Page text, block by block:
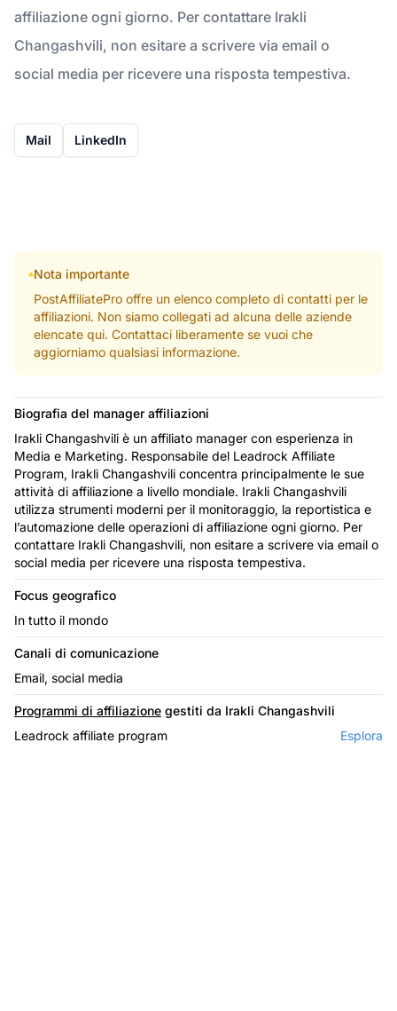
affiliazione ogni giorno. Per contattare Irakli
Changashvili, non esitare a scrivere via email o
social media per ricevere una risposta tempestiva.
Mail LinkedIn
Nota importante
PostAffiliatePro offre un elenco completo di contatti per le
affiliazioni. Non siamo collegati ad alcuna delle aziende
elencate qui. Contattaci liberamente se vuoi che
aggiorniamo qualsiasi informazione.
Biografia del manager affiliazioni
Irakli Changashvili è un affiliato manager con esperienza in
Media e Marketing. Responsabile del Leadrock Affiliate
Program, Irakli Changashvili concentra principalmente le sue
attività di affiliazione a livello mondiale. Irakli Changashvili
utilizza strumenti moderni per il monitoraggio, la reportistica e
l’automazione delle operazioni di affiliazione ogni giorno. Per
contattare Irakli Changashvili, non esitare a scrivere via email o
social media per ricevere una risposta tempestiva.
Focus geografico
In tutto il mondo
Canali di comunicazione
Email, social media
Programmi di affiliazione gestiti da Irakli Changashvili
Leadrock affiliate program
Esplora